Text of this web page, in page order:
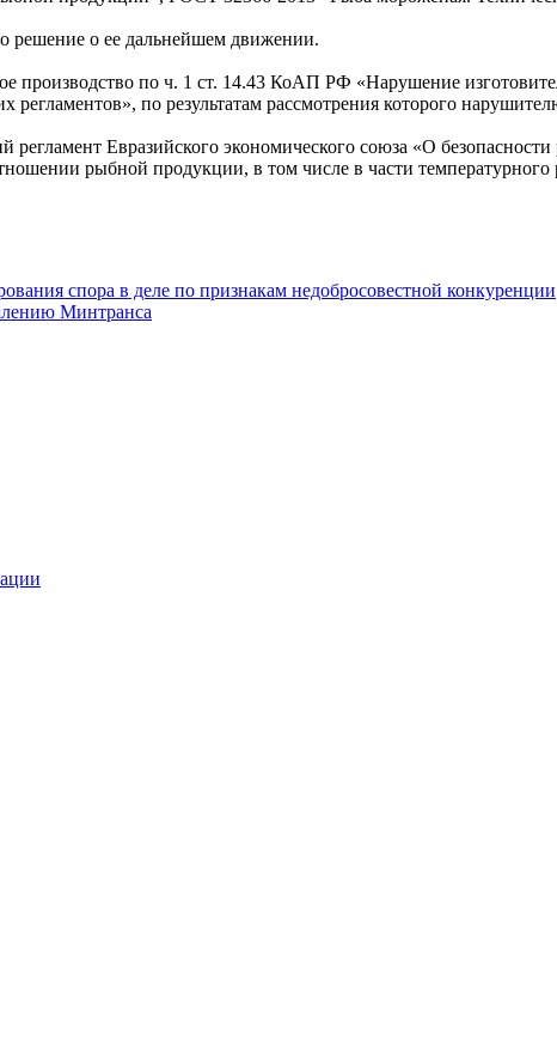
решение о ее дальнейшем движении.
производство по ч. 1 ст. 14.43 КоАП РФ «Нарушение
регламентов», по результатам рассмотрения которого
регламент Евразийского экономического союза «О
рыбной продукции, в том числе в части
спора в деле по признакам недобросовестной конкуренции
Минтранса